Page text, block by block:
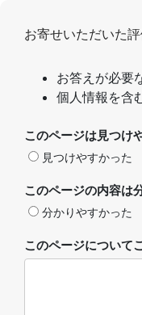
お寄せいただいた
お答えが必要
個人情報を含
このページは見つけ
見つけやすかった
このページの内容は
分かりやすかった
このページについて